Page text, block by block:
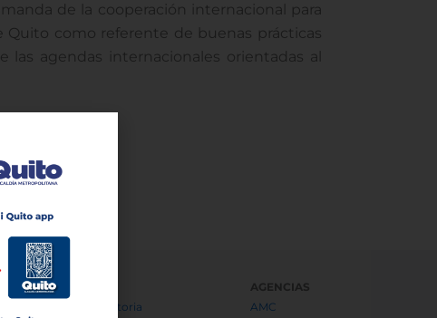
de la cooperación internacional para
como referente de buenas prácticas
agendas internacionales orientadas al
Metropolitano de Historia
AGENCIAS
AMC